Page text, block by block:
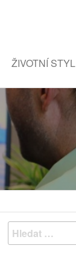
ŽIVOTNÍ STYL
Vyhledávání